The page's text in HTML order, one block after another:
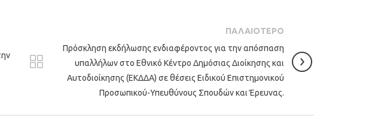
ΠΑΛΑΙΟΤΕΡΟ
Πρόσκληση εκδήλωσης ενδιαφέροντος για την απόσπαση
υπαλλήλων στο Εθνικό Κέντρο Δημόσιας Διοίκησης και
Αυτοδιοίκησης (ΕΚΔΔΑ) σε θέσεις Ειδικού Επιστημονικού
Προσωπικού-Υπευθύνους Σπουδών και Έρευνας.